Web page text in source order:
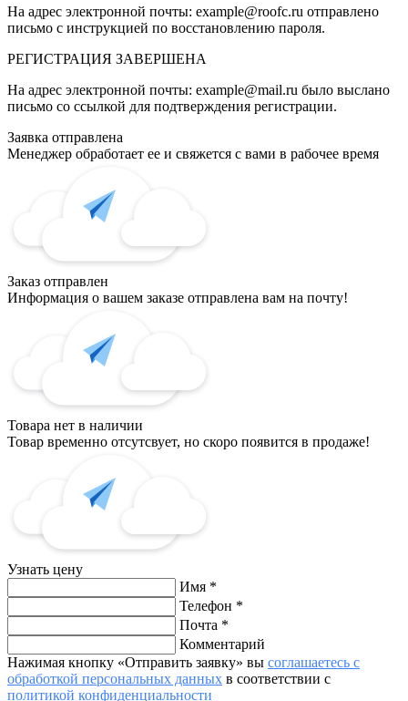
На адрес электронной почты: example@roofc.ru отправлено
письмо с инструкцией по восстановлению пароля.
РЕГИСТРАЦИЯ ЗАВЕРШЕНА
На адрес электронной почты: example@mail.ru было выслано
письмо со ссылкой для подтверждения регистрации.
Заявка отправлена
Менеджер обработает ее и свяжется с вами в рабочее время
Заказ отправлен
Информация о вашем заказе отправлена вам на почту!
Товара нет в наличии
Товар временно отсутсвует, но скоро появится в продаже!
Узнать цену
Имя *
Телефон *
Почта *
Комментарий
Нажимая кнопку «Отправить заявку» вы соглашаетесь с
обработкой персональных данных в соответствии с
политикой конфиденциальности